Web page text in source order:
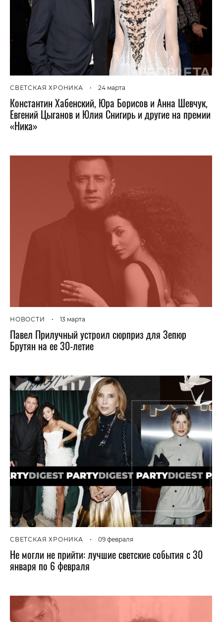
СВЕТСКАЯ ХРОНИКА • 24 марта
Константин Хабенский, Юра Борисов и Анна Шевчук,
Евгений Цыганов и Юлия Снигирь и другие на премии
«Ника»
НОВОСТИ • 13 марта
Павел Прилучный устроил сюрприз для Зепюр
Брутян на ее 30-летие
СВЕТСКАЯ ХРОНИКА • 09 февраля
Не могли не прийти: лучшие светские события с 30
января по 6 февраля